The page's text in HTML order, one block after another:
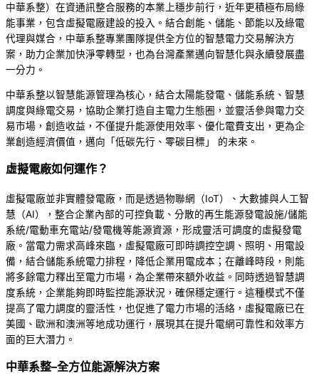
中華系整）在資通訊整合服務的本業上穩步前行，近年更積極布局綠
能事業，包含虛擬電廠建設的投入。結合創能、儲能、節能以及綠電
代理與媒合，中華系整專業團隊提供全方位的智慧電力交易解決方
案，助力企業加快淨零轉型，也為台灣產業邁向智慧化與永續發展盡
一分力。
中華系整以智慧能源管理為核心，結合太陽能發電、儲能系統、智慧
調度與綠電交易，協助企業打造自主電力生態圈，並靈活參與電力交
易市場，創造收益，不僅提升能源使用效率、優化電費支出，更為企
業創造經濟價值，邁向「低碳先行、零碳目標」 的未來。
虛擬電廠如何運作？
虛擬電廠並非實體發電廠，而是透過物聯網（IoT）、大數據與人工智
慧（AI），整合企業內部的可控負載、分散的再生能源發電設施/儲能
系統/電動車充電站/發電機等能源資源，形成靈活可調度的虛擬發電
廠。當電力需求高峰來臨，虛擬電廠可即時調控空調、照明、用電設
備，結合儲能系統電力排程，降低企業用電成本；在離峰時段，則能
將多餘電力釋出至電力市場，為企業帶來額外收益。同時透過智慧調
度系統，企業能夠即時監控能源狀況，確保穩定運行。這種模式不僅
提高了電力調度的靈活性，也促進了電力市場的活絡，虛擬電廠已在
美國、歐洲和澳洲等地成功運行，展現其在提升電網可靠性和效率方
面的巨大潛力。
中華系整–全方位能源解決方案